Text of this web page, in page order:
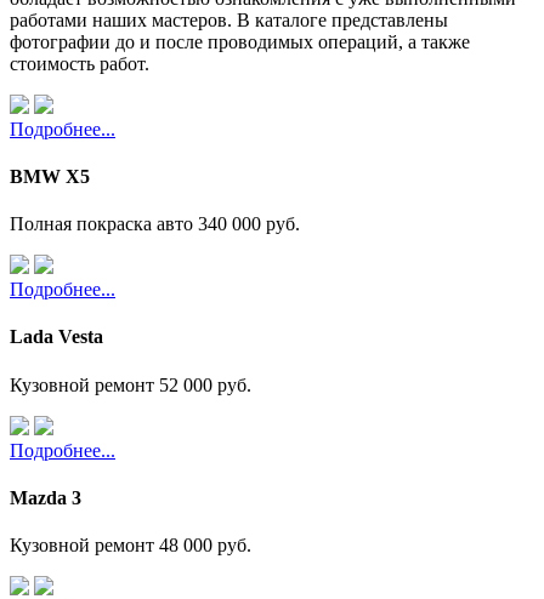
работами наших мастеров. В каталоге представлены
фотографии до и после проводимых операций, а также
стоимость работ.
Подробнее...
BMW X5
Полная покраска авто 340 000 руб.
Подробнее...
Lada Vesta
Кузовной ремонт 52 000 руб.
Подробнее...
Mazda 3
Кузовной ремонт 48 000 руб.